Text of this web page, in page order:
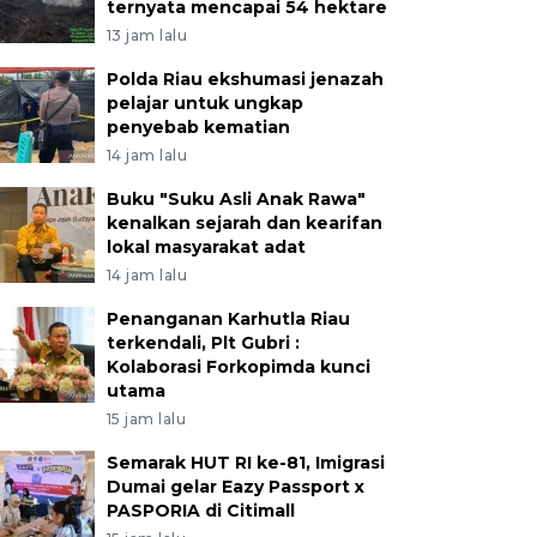
ternyata mencapai 54 hektare
13 jam lalu
Polda Riau ekshumasi jenazah
pelajar untuk ungkap
penyebab kematian
14 jam lalu
Buku "Suku Asli Anak Rawa"
kenalkan sejarah dan kearifan
lokal masyarakat adat
14 jam lalu
Penanganan Karhutla Riau
terkendali, Plt Gubri :
Kolaborasi Forkopimda kunci
utama
15 jam lalu
Semarak HUT RI ke-81, Imigrasi
Dumai gelar Eazy Passport x
PASPORIA di Citimall